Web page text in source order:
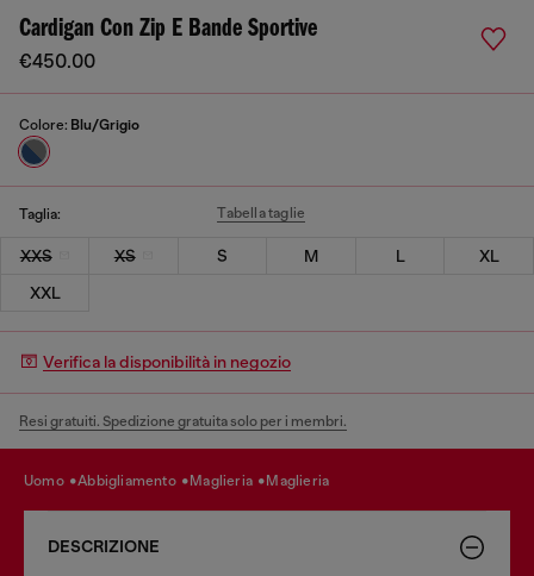
Cardigan Con Zip E Bande Sportive
€450.00
Colore: Blu/Grigio
Taglia: Tabella taglie
XXS XS S M L
XL
XXL
Verifica la disponibilità in negozio
Resi gratuiti. Spedizione gratuita solo per i membri.
uomo abbigliamento maglieria maglieria
DESCRIZIONE